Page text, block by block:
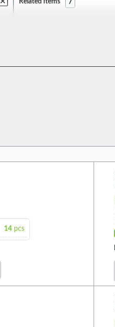
Related items 7
14pcs